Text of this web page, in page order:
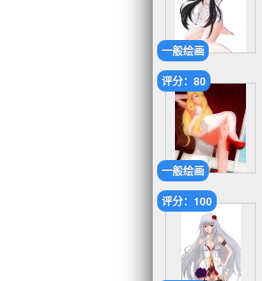
一般绘画
一般绘画
评分：80
评分：100